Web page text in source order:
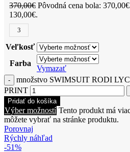
370,00€ Pôvodná cena bola:
130,00€.
3
Veľkosť
Farba
Vymazať
množstvo SWIMSUIT RODI
PRINT
Pridať do košíka
Výber možností Tento produkt má
môžete vybrať na stránke produktu.
Porovnaj
Rýchly náhľad
-51%